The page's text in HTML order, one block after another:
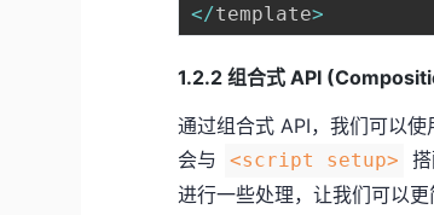
</template>
1.2.2 组合式 API
通过组合式 API，我们可以
会与
<script setup>
进行一些处理，让我们可以更